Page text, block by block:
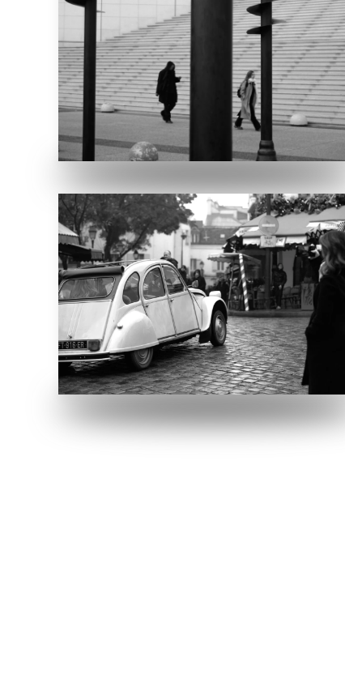
VERGRÖSSERN
Paris, Montmartre
Im Gewusel der Touristen biegt eine Ente in
die Straße. Alle drehen sich um, das ist ein
Hingucker. Aber die „eine“ schaut besonders
hin…
VERGRÖSSERN